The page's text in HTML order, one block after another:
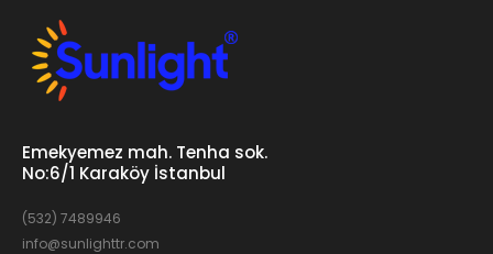
Emekyemez mah. Tenha sok.
No:6/1 Karaköy İstanbul
(532) 7489946
info@sunlighttr.com